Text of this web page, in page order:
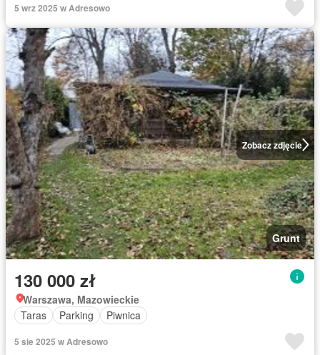
5 wrz 2025 w Adresowo
Zobacz zdjęcie
Grunt
130 000 zł
Warszawa, Mazowieckie
Taras
Parking Piwnica
5 sie 2025 w Adresowo